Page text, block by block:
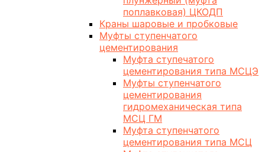
поплавковая) ЦКОДП
Краны шаровые и пробковые
Муфты ступенчатого
цементирования
Муфта ступечатого
цементирования типа МСЦЭ
Муфты ступенчатого
цементирования
гидромеханическая типа
МСЦ ГМ
Муфта ступенчатого
цементирования типа МСЦ